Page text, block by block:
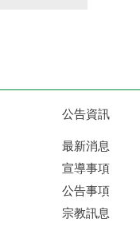
公告資訊
最新消息
宣導事項
公告事項
宗教訊息